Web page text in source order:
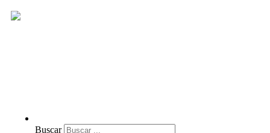
Buscar